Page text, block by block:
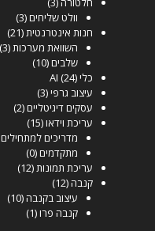
וולט שליחים(3)
חנות אינטרנטית(21)
השוואת מערכות(3)
שלבים(10)
כלי AI(24)
עיצוב גרפי(3)
עסקים דיגיטליים(2)
עריכת וידאו(15)
מדריכים למתחילים
מתקדמים(0)
עריכת תמונות(12)
קנבה(12)
עיצוב בקנבה(10)
קנבה פרו(1)